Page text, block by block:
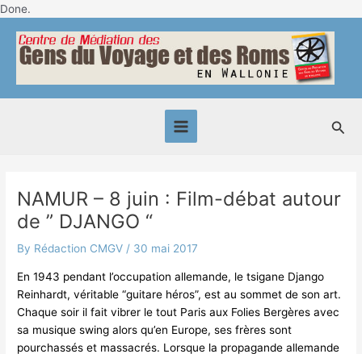
Done.
content
Main
Menu
NAMUR – 8 juin : Film-débat autour
de ” DJANGO “
By Rédaction CMGV / 30 mai 2017
En 1943 pendant l’occupation allemande, le tsigane Django
Reinhardt, véritable “guitare héros”, est au sommet de son art.
Chaque soir il fait vibrer le tout Paris aux Folies Bergères avec
sa musique swing alors qu’en Europe, ses frères sont
pourchassés et massacrés. Lorsque la propagande allemande
navigation